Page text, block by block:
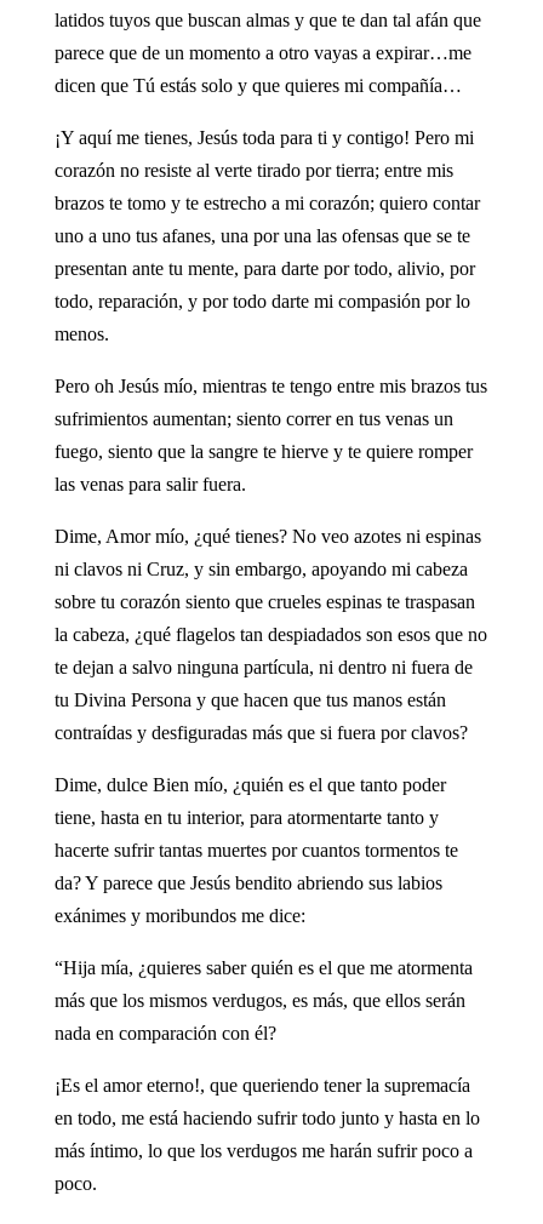
latidos tuyos que buscan almas y que te dan tal afán que
parece que de un momento a otro vayas a expirar…me
dicen que Tú estás solo y que quieres mi compañía…
¡Y aquí me tienes, Jesús toda para ti y contigo! Pero mi
corazón no resiste al verte tirado por tierra; entre mis
brazos te tomo y te estrecho a mi corazón; quiero contar
uno a uno tus afanes, una por una las ofensas que se te
presentan ante tu mente, para darte por todo, alivio, por
todo, reparación, y por todo darte mi compasión por lo
menos.
Pero oh Jesús mío, mientras te tengo entre mis brazos tus
sufrimientos aumentan; siento correr en tus venas un
fuego, siento que la sangre te hierve y te quiere romper
las venas para salir fuera.
Dime, Amor mío, ¿qué tienes? No veo azotes ni espinas
ni clavos ni Cruz, y sin embargo, apoyando mi cabeza
sobre tu corazón siento que crueles espinas te traspasan
la cabeza, ¿qué flagelos tan despiadados son esos que no
te dejan a salvo ninguna partícula, ni dentro ni fuera de
tu Divina Persona y que hacen que tus manos están
contraídas y desfiguradas más que si fuera por clavos?
Dime, dulce Bien mío, ¿quién es el que tanto poder
tiene, hasta en tu interior, para atormentarte tanto y
hacerte sufrir tantas muertes por cuantos tormentos te
da? Y parece que Jesús bendito abriendo sus labios
exánimes y moribundos me dice:
“Hija mía, ¿quieres saber quién es el que me atormenta
más que los mismos verdugos, es más, que ellos serán
nada en comparación con él?
¡Es el amor eterno!, que queriendo tener la supremacía
en todo, me está haciendo sufrir todo junto y hasta en lo
más íntimo, lo que los verdugos me harán sufrir poco a
poco.